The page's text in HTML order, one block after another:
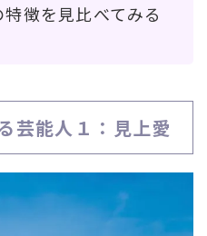
徴を見比べてみる
芸能人１：見上愛